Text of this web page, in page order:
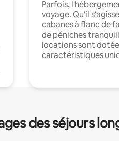
Parfois,
voyage. Qu'il
cabanes à flanc de
de péniches
locations sont
caractéristiques
des séjours